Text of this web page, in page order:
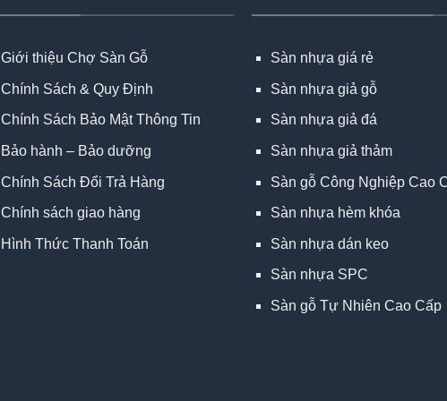
Giới thiệu Chợ Sàn Gỗ
Chính Sách & Quy Định
Chính Sách Bảo Mật Thông Tin
Bảo hành – Bảo dưỡng
Chính Sách Đổi Trả Hàng
Chính sách giao hàng
Hình Thức Thanh Toán
Sàn nhựa giá rẻ
Sàn nhựa giả gỗ
Sàn nhựa giả đá
Sàn nhựa giả thảm
Sàn gỗ Công Nghiệp Cao
Sàn nhựa hèm khóa
Sàn nhựa dán keo
Sàn nhựa SPC
Sàn gỗ Tự Nhiên Cao Cấp